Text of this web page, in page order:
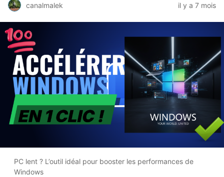
canalmalek il y a 7 mois
PC lent ? L’outil idéal pour booster les performances de
Windows